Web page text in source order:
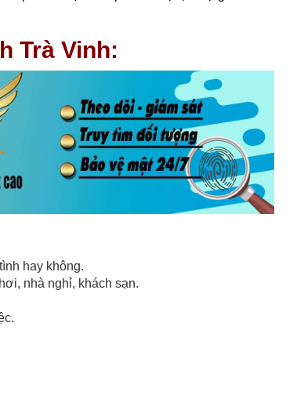
Trà Vinh:
hay không.
nhà nghỉ, khách sạn.